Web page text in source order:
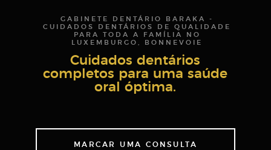
GABINETE DENTÁRIO BARAKA -
CUIDADOS DENTÁRIOS DE QUALIDADE
PARA TODA A FAMÍLIA NO
LUXEMBURGO, BONNEVOIE
Cuidados dentários
completos para uma saúde
oral
óptima.
MARCAR UMA CONSULTA